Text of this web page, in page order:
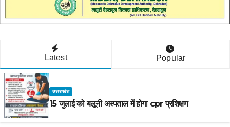
Latest Popular
उत्तराखंड
15 जुलाई को बलूनी अस्पताल में होगा cpr प्रशिक्षण